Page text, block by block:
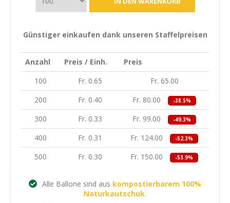
Günstiger einkaufen dank unseren Staffelpreisen
Anzahl Preis / Einh.
Preis
100
Fr. 0.65
Fr. 65.00
200
Fr. 0.40 Fr. 80.00 -38.5%
300 Fr. 0.33 Fr. 99.00 -49.3%
400 Fr. 0.31 Fr. 124.00 -52.3%
500 Fr. 0.30 Fr. 150.00 -53.9%
Alle Ballone sind aus kompostierbarem 100%
Naturkautschuk.